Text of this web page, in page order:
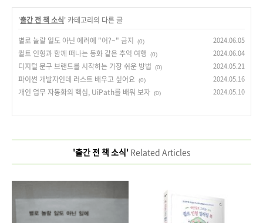
'출간 전 책 소식' 카테고리의 다른 글
별로 놀랄 일도 아닌 에러에 "어?~" 금지
(0) 2024.06.05
퀼트 인형과 함께 떠나는 동화 같은 추억 여행 (0) 2024.06.04
디지털 문구 브랜드를 시작하는 가장 쉬운 방법 (0) 2024.05.21
파이썬 개발자인데 러스트 배우고 싶어요 (0) 2024.05.16
개인 업무 자동화의 핵심, UiPath를 배워 보자 (0) 2024.05.10
'출간 전 책 소식'Related Articles